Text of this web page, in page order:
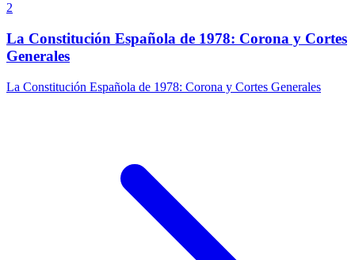
2
La Constitución Española de 1978: Corona y Cortes
Generales
La Constitución Española de 1978: Corona y Cortes Generales